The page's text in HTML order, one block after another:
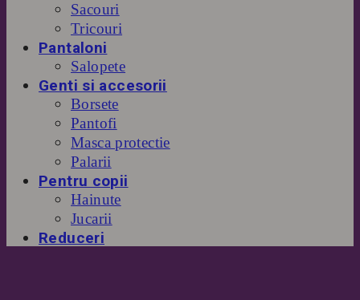
Sacouri
Tricouri
Pantaloni
Salopete
Genti si accesorii
Borsete
Pantofi
Masca protectie
Palarii
Pentru copii
Hainute
Jucarii
Reduceri